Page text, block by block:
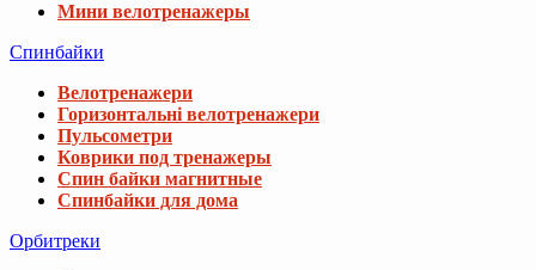
Мини велотренажеры
Спинбайки
Велотренажери
Горизонтальні велотренажери
Пульсометри
Коврики под тренажеры
Спин байки магнитные
Спинбайки для дома
Орбитреки